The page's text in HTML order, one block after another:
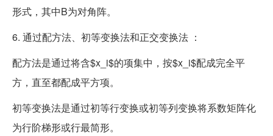
形式，其中B为对角阵。
6. 通过配方法、初等变换法和正交变换法 ：
配方法是通过将含$x_i$的项集中，按$x_i$配成完全平
方，直至都配成平方项。
初等变换法是通过初等行变换或初等列变换将系数矩阵化
为行阶梯形或行最简形。